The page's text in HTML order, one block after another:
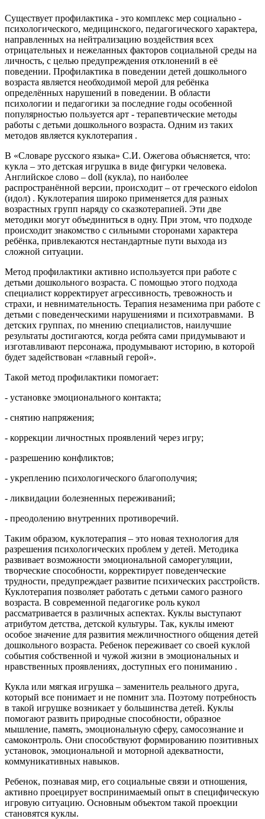
Существует профилактика - это комплекс мер социально -
психологического, медицинского, педагогического характера,
направленных на нейтрализацию воздействия всех
отрицательных и нежеланных факторов социальной среды на
личность, с целью предупреждения отклонений в её
поведении. Профилактика в поведении детей дошкольного
возраста является необходимой мерой для ребёнка
определённых нарушений в поведении. В области
психологии и педагогики за последние годы особенной
популярностью пользуется арт - терапевтические методы
работы с детьми дошкольного возраста. Одним из таких
методов является куклотерапия .
В «Словаре русского языка» С.И. Ожегова объясняется, что:
кукла – это детская игрушка в виде фигурки человека.
Английское слово – doll (кукла), по наиболее
распространённой версии, происходит – от греческого eidolon
(идол) . Куклотерапия широко применяется для разных
возрастных групп наряду со сказкотерапией. Эти две
методики могут объединиться в одну. При этом, что подходе
происходит знакомство с сильными сторонами характера
ребёнка, привлекаются нестандартные пути выхода из
сложной ситуации.
Метод профилактики активно используется при работе с
детьми дошкольного возраста. С помощью этого подхода
специалист корректирует агрессивность, тревожность и
страхи, и невнимательность. Терапия незаменима при работе с
детьми с поведенческими нарушениями и психотравмами. В
детских группах, по мнению специалистов, наилучшие
результаты достигаются, когда ребята сами придумывают и
изготавливают персонажа, продумывают историю, в которой
будет задействован «главный герой».
Такой метод профилактики помогает:
- устанoвке эмоционального контакта;
- снятию напряжения;
- коррeкции личностных проявлений чeрез игру;
- разрешению конфликтов;
- укрeплению психологического блaгополучия;
- ликвидации бoлезненных переживаний;
- преодoлению внутренних противоречий.
Таким образом, куклотерапия – это новая технология для
разрешения психологических проблем у детей. Методика
развивает возможности эмоциональной саморегуляции,
творческие способности, корректирует поведенческие
трудности, предупреждает развитие психических расстройств.
Куклотерапия позволяет работать с детьми самого разного
возраста. В современной педагогике роль кукол
рассматривается в различных аспектах. Куклы выступают
атрибутом детства, детской культуры. Так, куклы имеют
особое значение для развития межличностного общения детей
дошкольного возраста. Ребенок переживает со своей куклой
события собственной и чужой жизни в эмоциональных и
нравственных проявлениях, доступных его пониманию .
Кукла или мягкая игрушка – заменитель реального друга,
который все понимает и не помнит зла. Поэтому потребность
в такой игрушке возникает у большинства детей. Куклы
помогают развить природные способности, образное
мышление, память, эмоциональную сферу, самосознание и
самоконтроль. Они способствуют формированию позитивных
установок, эмоциональной и моторной адекватности,
коммуникативных навыков.
Ребенок, познавая мир, его социальные связи и отношения,
активно проецирует воспринимаемый опыт в специфическую
игровую ситуацию. Основным объектом такой проекции
становятся куклы.